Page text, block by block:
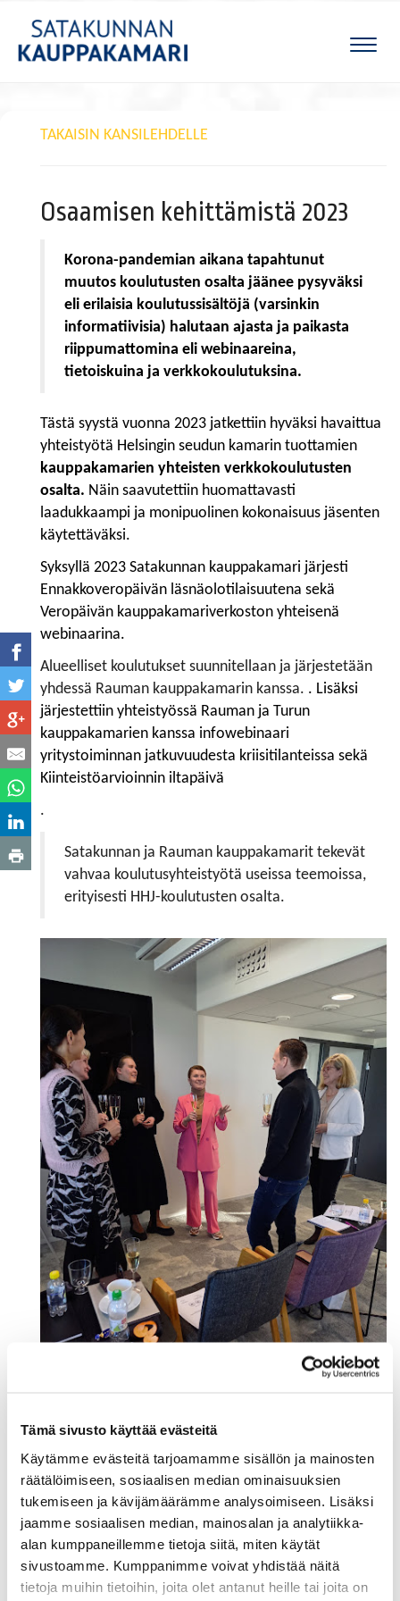
Tämä sivusto käyttää evästeitä
Käytämme evästeitä tarjoamamme sisällön ja mainosten
räätälöimiseen, sosiaalisen median ominaisuuksien
tukemiseen ja kävijämäärämme analysoimiseen. Lisäksi
jaamme sosiaalisen median, mainosalan ja analytiikka-
alan kumppaneillemme tietoja siitä, miten käytät
sivustoamme. Kumppanimme voivat yhdistää näitä
tietoja muihin tietoihin, joita olet antanut heille tai joita on
TAKAISIN KANSILEHDELLE
Osaamisen kehittämistä 2023
Korona-pandemian aikana tapahtunut
muutos koulutusten osalta jäänee pysyväksi
eli erilaisia koulutussisältöjä (varsinkin
informatiivisia) halutaan ajasta ja paikasta
riippumattomina eli webinaareina,
tietoiskuina ja verkkokoulutuksina.
Tästä syystä vuonna 2023 jatkettiin hyväksi havaittua
yhteistyötä Helsingin seudun kamarin tuottamien
kauppakamarien yhteisten verkkokoulutusten
osalta. Näin saavutettiin huomattavasti
laadukkaampi ja monipuolinen kokonaisuus jäsenten
käytettäväksi.
Syksyllä 2023 Satakunnan kauppakamari järjesti
Ennakkoveropäivän läsnäolotilaisuutena sekä
Veropäivän kauppakamariverkoston yhteisenä
webinaarina.
Alueelliset koulutukset suunnitellaan ja järjestetään
yhdessä Rauman kauppakamarin kanssa. . Lisäksi
järjestettiin yhteistyössä Rauman ja Turun
kauppakamarien kanssa infowebinaari
yritystoiminnan jatkuvuudesta kriisitilanteissa sekä
Kiinteistöarvioinnin iltapäivä
.
Satakunnan ja Rauman kauppakamarit tekevät
vahvaa koulutusyhteistyötä useissa teemoissa,
erityisesti HHJ-koulutusten osalta.
HHJ-kokonaisuudesta järjestettiin kaksi HHJ-kurssia
sekä hallitusten puheenjohtajille suunnattu HHJ PJ-
kurssi yhdessä Rauman kauppakamarin kanssa.
Yhtenä kauppakamarin tavoitteena on edistää